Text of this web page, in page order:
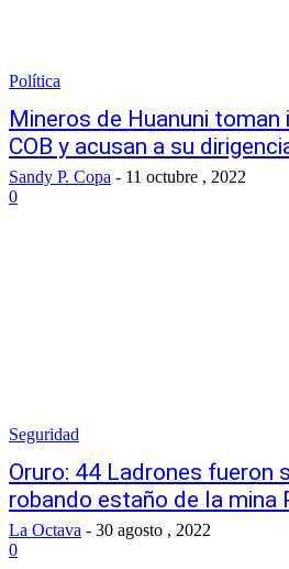
Política
Mineros de Huanuni
COB y acusan a su
Sandy P. Copa - 11 octubre , 2022
0
Seguridad
Oruro: 44 Ladrones fueron
robando estaño de la mina
La Octava - 30 agosto , 2022
0